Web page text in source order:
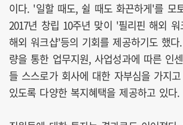
이다. '일할 때도, 쉴 때도 화끈하게'를 모
2017년 창립 10주년 맞이 '필리핀 해외
해외 워크샵'등의 기회를 제공하기도 했
량을 통한 업무지원, 사업성과에 따른 인
들 스스로가 회사에 대한 자부심을 가지
있도록 다양한 복지혜택을 제공하고 있다.